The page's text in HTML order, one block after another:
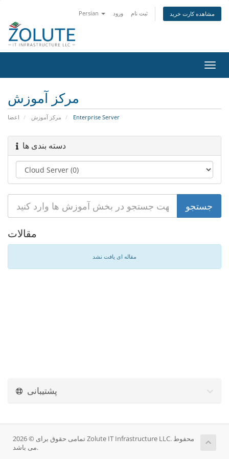
Persian ورود ثبت نام مشاهده کارت خرید
تغییر
مرکز آموزش
اعضا مرکز آموزش Enterprise Server
دسته بندی ها
مقالات
مقاله ای یافت نشد
پشتیبانی
تمامی حقوق برای © 2026 Zolute IT Infrastructure LLC. محفوط
می باشد.